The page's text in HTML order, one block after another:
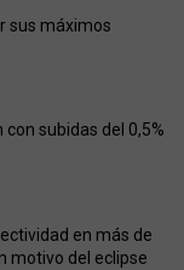
sus máximos
con subidas del 0,5%
en más de
motivo del eclipse